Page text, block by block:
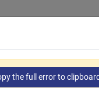
the full error to clipboard